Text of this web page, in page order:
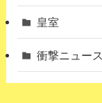
皇室
衝撃ニュース